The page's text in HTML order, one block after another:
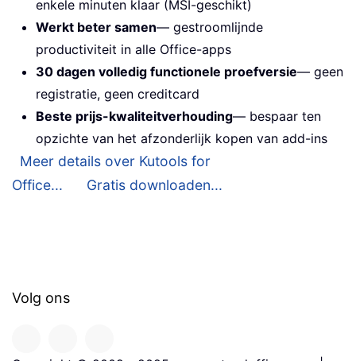
enkele minuten klaar (MSI-geschikt)
Werkt beter samen— gestroomlijnde
productiviteit in alle Office-apps
30 dagen volledig functionele proefversie— geen
registratie, geen creditcard
Beste prijs-kwaliteitverhouding— bespaar ten
opzichte van het afzonderlijk kopen van add-ins
Meer details over Kutools for
Office...
Gratis downloaden...
Volg ons